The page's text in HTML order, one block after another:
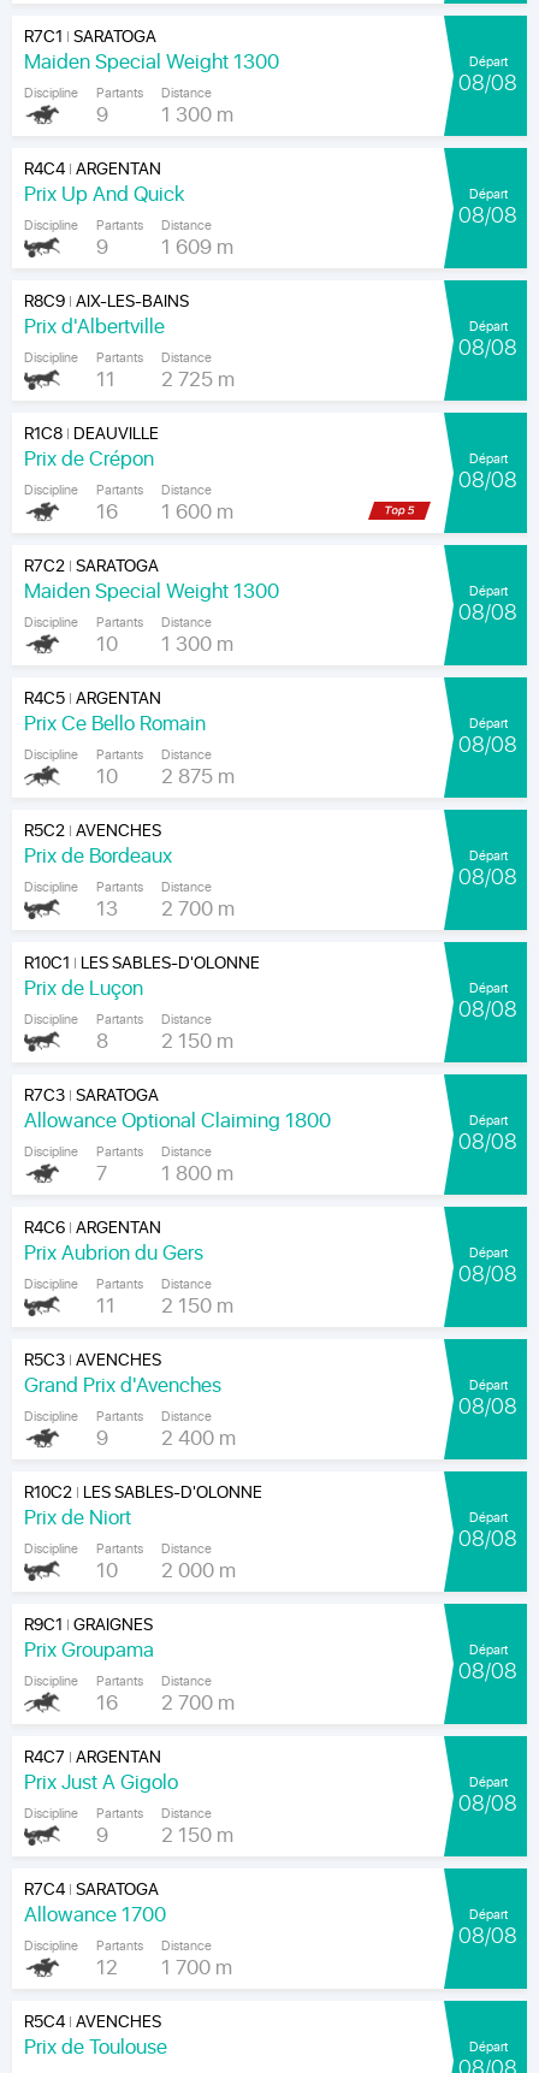
R7C1 |SARATOGA
Maiden Special Weight 1300
Discipline Partants
9
Distance
1 300 m
Départ
08/08
R4C4|ARGENTAN
Prix Up And Quick
Discipline Partants
9
Distance
1 609 m
Départ
08/08
R8C9|AIX-LES-BAINS
Prix d'Albertville
Discipline Partants
11
Distance
2 725 m
Départ
08/08
R1C8| DEAUVILLE
Prix de Crépon
Discipline Partants
16
Distance
1 600 m
Départ
08/08
R7C2|SARATOGA
Maiden Special Weight 1300
Discipline Partants
10
Distance
1 300 m
Départ
08/08
R4C5|ARGENTAN
Prix Ce Bello Romain
Discipline Partants
10
Distance
2 875 m
Départ
08/08
R5C2|AVENCHES
Prix de Bordeaux
Discipline Partants
13
Distance
2 700 m
Départ
08/08
R10C1 | LES SABLES-D'OLONNE
Prix de Luçon
Discipline Partants
8
Distance
2 150 m
Départ
08/08
R7C3|SARATOGA
Allowance Optional Claiming 1800
Discipline Partants
7
Distance
1 800 m
Départ
08/08
R4C6|ARGENTAN
Prix Aubrion du Gers
Discipline Partants
11
Distance
2 150 m
Départ
08/08
R5C3|AVENCHES
Grand Prix d'Avenches
Discipline Partants
9
Distance
2 400 m
Départ
08/08
R10C2| LES SABLES-D'OLONNE
Prix de Niort
Discipline Partants
10
Distance
2 000 m
Départ
08/08
R9C1 |GRAIGNES
Prix Groupama
Discipline Partants
16
Distance
2 700 m
Départ
08/08
R4C7 |ARGENTAN
Prix Just A Gigolo
Discipline Partants
9
Distance
2 150 m
Départ
08/08
R7C4|SARATOGA
Allowance 1700
Discipline Partants
12
Distance
1 700 m
Départ
08/08
R5C4|AVENCHES
Prix de Toulouse Départ